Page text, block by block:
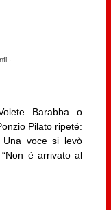
·
Barabba o
Pilato ripeté:
Una voce si levò
è arrivato al